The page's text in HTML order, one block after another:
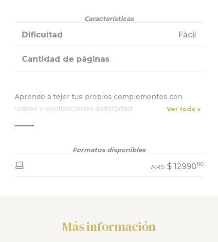
Características
Dificultad Fácil
Cantidad de páginas
Aprende a tejer tus propios complementos con
videos y explicaciones detalladas!
Ver todo v
Formatos disponibles
ARS $ 1299000
Más información